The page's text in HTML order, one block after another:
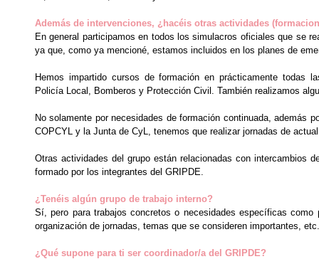
Además de intervenciones, ¿hacéis otras actividades
En general participamos en todos los simulacros oficiales que se
ya que, como ya mencioné, estamos incluidos en los planes de
Hemos impartido cursos de formación en prácticamente todas
Policía Local, Bomberos y Protección Civil. También realizamos
No solamente por necesidades de formación continuada, además
COPCYL y la Junta de CyL, tenemos que realizar jornadas de
Otras actividades del grupo están relacionadas con intercambios
formado por los integrantes del GRIPDE.
¿Tenéis algún grupo de trabajo interno?
Sí, pero para trabajos concretos o necesidades específicas
organización de jornadas, temas que se consideren importantes, etc.
¿Qué supone para ti ser coordinador/a del GRIPDE?